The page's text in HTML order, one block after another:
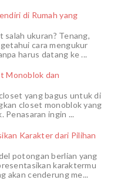
di Rumah yang
ukuran? Tenang,
cara mengukur
harus datang ke ...
Monoblok dan
yang bagus untuk di
closet monoblok yang
Penasaran ingin ...
Karakter dari Pilihan
potongan berlian yang
karaktermu
akan cenderung me...